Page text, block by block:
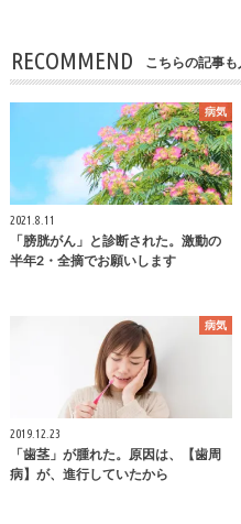
RECOMMEND こちらの記事も
病気
2021.8.11
「膀胱がん」と診断された。激動の
半年2・全摘でお願いします
病気
2019.12.23
「歯茎」が腫れた。原因は、【歯周
病】が、進行していたから